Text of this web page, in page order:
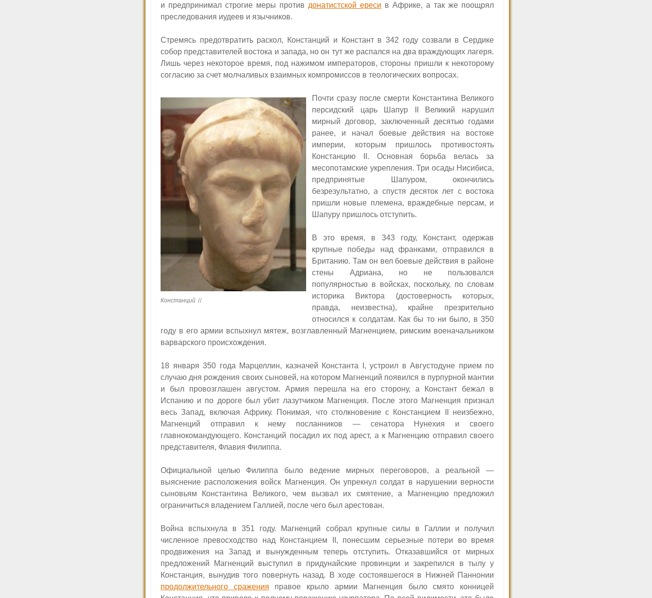
и предпринимал строгие меры против донатистской ереси в Африке, а так же поощрял
преследования иудеев и язычников.
Стремясь предотвратить раскол, Констанций и Констант в 342 году созвали в Сердике
собор представителей востока и запада, но он тут же распался на два враждующих лагеря.
Лишь через некоторое время, под нажимом императоров, стороны пришли к некоторому
согласию за счет молчаливых взаимных компромиссов в теологических вопросах.
Констанций II
Почти сразу после смерти Константина Великого
персидский царь Шапур
Великий нарушил
мирный договор, заключенный десятью годами
ранее, и начал боевые действия на востоке
империи, которым пришлось противостоять
Констанцию
II. Основная борьба велась за
месопотамские укрепления. Три осады Нисибиса,
предпринятые Шапуром, окончились
безрезультатно, а спустя десяток лет с востока
пришли новые племена, враждебные персам, и
Шапуру пришлось отступить.
В это время, в 343 году, Констант, одержав
крупные победы над франками, отправился в
Британию. Там он вел боевые действия в районе
стены Адриана, но не пользовался
популярностью в войсках, поскольку, по словам
историка Виктора (достоверность которых,
правда, неизвестна), крайне презрительно
относился к солдатам. Как бы то ни было, в 350
году в его армии вспыхнул мятеж, возглавленный Магненцием, римским военачальником
варварского происхождения.
18 января 350 года Марцеллин, казначей Константа I, устроил в Августодуне прием по
случаю дня рождения своих сыновей, на котором Магненций появился в пурпурной мантии
и был провозглашен августом. Армия перешла на его сторону, а Констант бежал в
Испанию и по дороге был убит лазутчиком Магненция. После этого Магненция признал
весь Запад, включая Африку. Понимая, что столкновение с Констанцием
неизбежно,
Магненций отправил к нему посланников — сенатора Нунехия и своего
главнокомандующего. Констанций посадил их под арест, а к Магненцию отправил своего
представителя, Флавия Филиппа.
Официальной целью Филиппа было ведение мирных переговоров, а реальной —
выяснение расположения войск Магненция. Он упрекнул солдат в нарушении верности
сыновьям Константина Великого, чем вызвал их смятение, а Магненцию предложил
ограничиться владением Галлией, после чего был арестован.
Война вспыхнула в 351 году. Магненций собрал крупные силы в Галлии и получил
численное превосходство над Констанцием
II, понесшим серьезные потери во время
продвижения на Запад и вынужденным теперь отступить. Отказавшийся от мирных
предложений Магненций выступил в придунайские провинции и закрепился в тылу у
Констанция, вынудив того повернуть назад. В ходе состоявшегося в Нижней Паннонии
продолжительного сражения правое крыло армии Магненция было смято конницей